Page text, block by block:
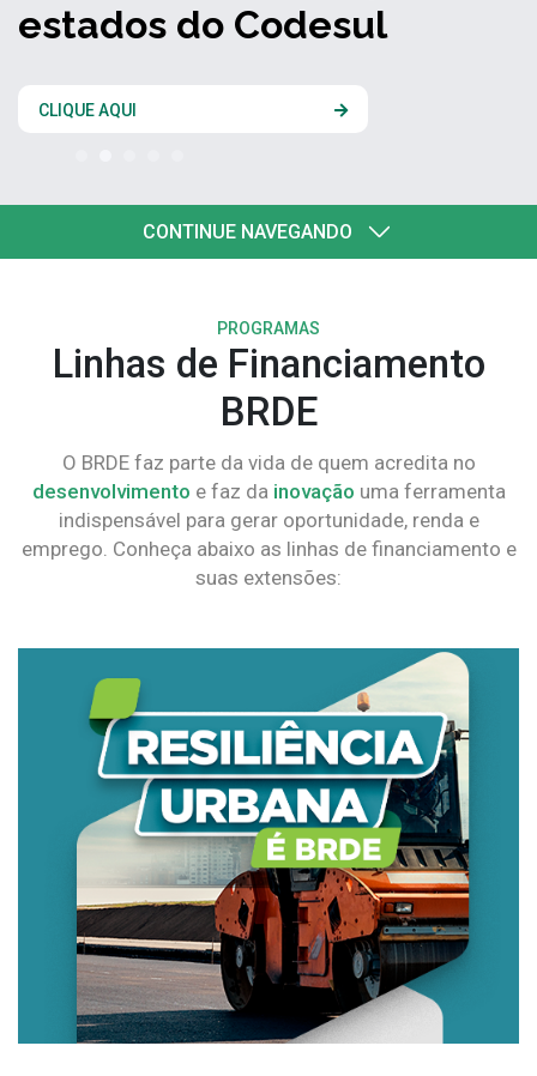
estados do Codesul
CLIQUE AQUI
CONTINUE NAVEGANDO
PROGRAMAS
Linhas de Financiamento
BRDE
O BRDE faz parte da vida de quem acredita no
desenvolvimento e faz da inovação uma ferramenta
indispensável para gerar oportunidade, renda e
emprego. Conheça abaixo as linhas de financiamento e
suas extensões: